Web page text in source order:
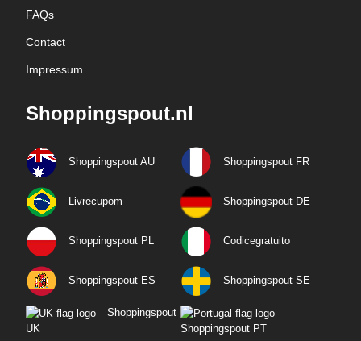
FAQs
Contact
Impressum
Shoppingspout.nl
Shoppingspout AU Shoppingspout FR
Livrecupom Shoppingspout DE
Shoppingspout PL Codicegratuito
Shoppingspout ES Shoppingspout SE
Shoppingspout
UK
Shoppingspout PT